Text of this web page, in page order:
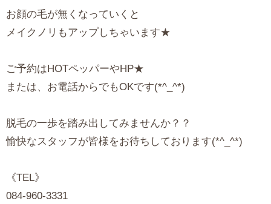
お顔の毛が無くなっていくと
メイクノリもアップしちゃいます★
ご予約はHOTペッパーやHP★
または、お電話からでもOKです(*^_^*)
脱毛の一歩を踏み出してみませんか？？
愉快なスタッフが皆様をお待ちしております(*^_^*)
《TEL》
084-960-3331